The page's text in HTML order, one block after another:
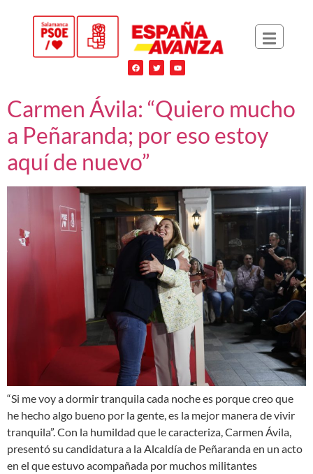
Carmen Ávila: “Quiero mucho
a Peñaranda; por eso estoy
aquí de nuevo”
“Si me voy a dormir tranquila cada noche es porque creo que
he hecho algo bueno por la gente, es la mejor manera de vivir
tranquila”. Con la humildad que le caracteriza, Carmen Ávila,
presentó su candidatura a la Alcaldía de Peñaranda en un acto
en el que estuvo acompañada por muchos militantes